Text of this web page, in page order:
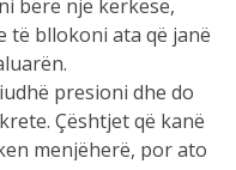
bërë një kërkesë,
të bllokoni ata që janë
presioni dhe do
Çështjet që kanë
menjëherë, por ato